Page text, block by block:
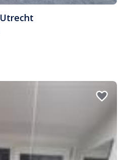
Utrecht